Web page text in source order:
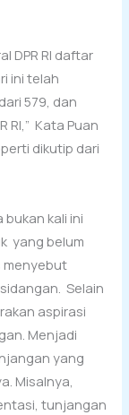
DPR RI daftar
ini telah
579, dan
RI,” Kata Puan
dikutip dari
bukan kali ini
yang belum
menyebut
Selain
aspirasi
Menjadi
yang
Misalnya,
tunjangan